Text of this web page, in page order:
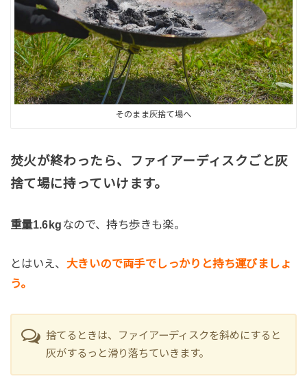
そのまま灰捨て場へ
焚火が終わったら、ファイアーディスクごと灰
捨て場に持っていけます。
重量1.6kg なので、持ち歩きも楽。
とはいえ、 大きいので両手でしっかりと持ち運びましょ
う。
捨てるときは、ファイアーディスクを斜めにすると
灰がするっと滑り落ちていきます。